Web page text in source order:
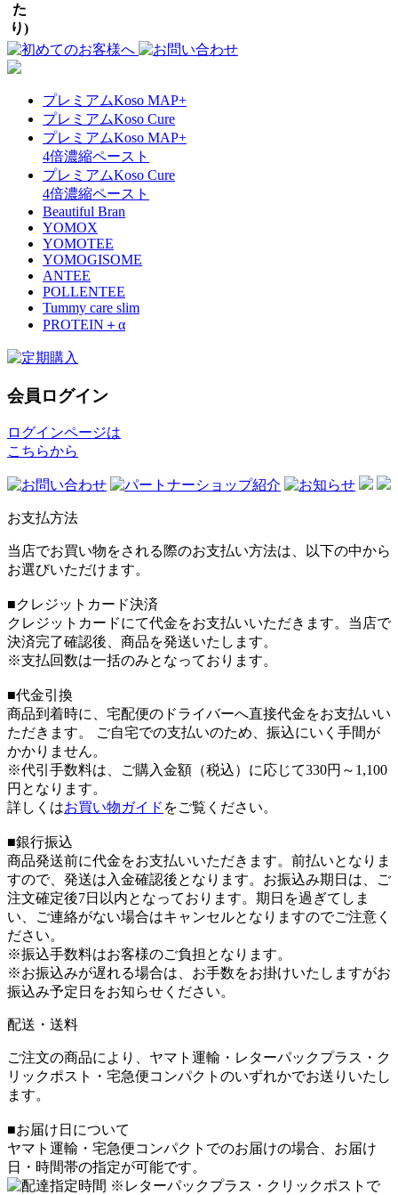
た
り)
プレミアムKoso MAP+
プレミアムKoso Cure
プレミアムKoso MAP+
4倍濃縮ペースト
プレミアムKoso Cure
4倍濃縮ペースト
Beautiful Bran
YOMOX
YOMOTEE
YOMOGISOME
ANTEE
POLLENTEE
Tummy care slim
PROTEIN＋α
会員ログイン
ログインページは
こちらから
お支払方法
当店でお買い物をされる際のお支払い方法は、以下の中から
お選びいただけます。
■クレジットカード決済
クレジットカードにて代金をお支払いいただきます。当店で
決済完了確認後、商品を発送いたします。
※支払回数は一括のみとなっております。
■代金引換
商品到着時に、宅配便のドライバーへ直接代金をお支払いい
ただきます。 ご自宅での支払いのため、振込にいく手間が
かかりません。
※代引手数料は、ご購入金額（税込）に応じて330円～1,100
円となります。
詳しくはお買い物ガイド をご覧ください。
■銀行振込
商品発送前に代金をお支払いいただきます。前払いとなりま
すので、発送は入金確認後となります。お振込み期日は、ご
注文確定後7日以内となっております。期日を過ぎてしま
い、ご連絡がない場合はキャンセルとなりますのでご注意く
ださい。
※振込手数料はお客様のご負担となります。
※お振込みが遅れる場合は、お手数をお掛けいたしますがお
振込み予定日をお知らせください。
配送・送料
ご注文の商品により、ヤマト運輸・レターパックプラス・ク
リックポスト・宅急便コンパクトのいずれかでお送りいたし
ます。
■お届け日について
ヤマト運輸・宅急便コンパクトでのお届けの場合、お届け
日・時間帯の指定が可能です。
※レターパックプラス・クリックポストで